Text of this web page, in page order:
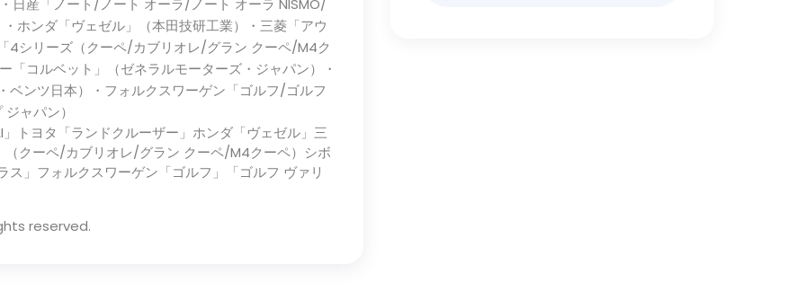
日産「ノート/ノート オーラ/ノート オーラ NISMO/
ホンダ「ヴェゼル」（本田技研工業）・三菱「アウ
4シリーズ（クーペ/カブリオレ/グラン クーペ/M4ク
コルベット」（ゼネラルモーターズ・ジャパン）・
ンツ日本）・フォルクスワーゲン「ゴルフ/ゴルフ
ャパン）
トヨタ「ランドクルーザー」ホンダ「ヴェゼル」三
（クーペ/カブリオレ/グラン クーペ/M4クーペ）シボ
」フォルクスワーゲン「ゴルフ」「ゴルフ ヴァリ
reserved.